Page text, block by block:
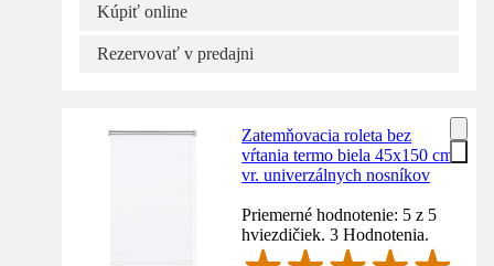
Kúpiť online
Rezervovať v predajni
Zatemňovacia roleta bez
vŕtania termo biela 45x150 cm
vr. univerzálnych nosníkov
Priemerné hodnotenie: 5 z 5
hviezdičiek. 3 Hodnotenia.